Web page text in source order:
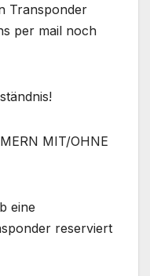
Transponder
per mail noch
MIT/OHNE
eine
reserviert